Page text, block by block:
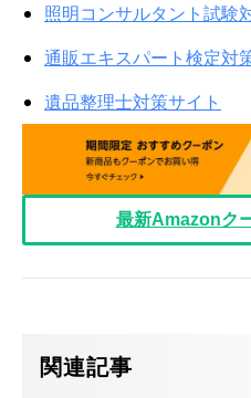
照明コンサルタント試験
通販エキスパート検定対
遺品整理士対策サイト
最新Amazonク
関連記事